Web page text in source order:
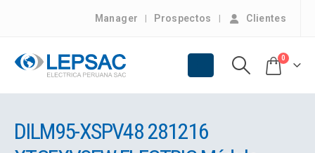
Manager Prospectos Clientes
0
DILM95-XSPV48 281216